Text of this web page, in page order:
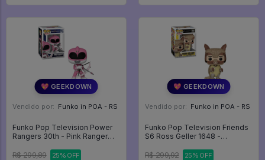
💖 GEEKDOWN
Vendido por: Funko in POA - RS
Funko Pop Television Power
Rangers 30th - Pink Ranger
R$ 299,89
25% OFF
💖 GEEKDOWN
Vendido por: Funko in POA - RS
Funko Pop Television Friends
S6 Ross Geller 1648 -
R$ 299,92
25% OFF